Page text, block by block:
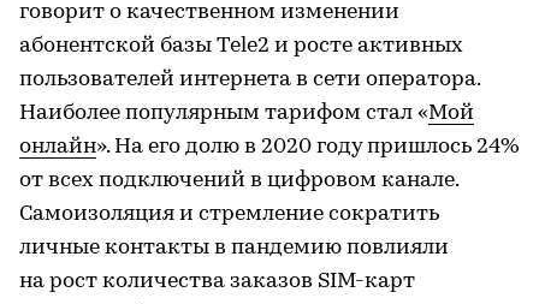
говорит о качественном изменении
абонентской базы Tele2 и росте активных
пользователей интернета в сети оператора.
Наиболее популярным тарифом стал «Мой
онлайн». На его долю в 2020 году пришлось 24%
от всех подключений в цифровом канале.
Самоизоляция и стремление сократить
личные контакты в пандемию повлияли
на рост количества заказов SIM-карт